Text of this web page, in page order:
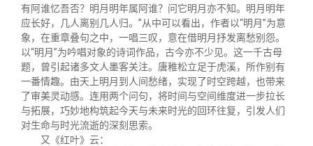
有阿谁忆吾否？明月明年属阿谁？问它明月亦不知。明月明年
应长好，几人离别几人归。”从中可以看出，作者以“明月”为意
象，在重章叠句之中，一唱三叹，意在借明月抒发离愁别怨。
以“明月”为吟唱对象的诗词作品，古今亦不少见。这一千古母
题，曾引起诸多文人墨客关注。唐稚松立足于虎溪，所作别有
一番情趣。由天上明月到人间愁绪，实现了时空跨越，也带来
了审美灵动感。连用两个问句，将时间与空间维度进一步拉长
与拓展，巧妙地构筑起今天与未来时光的回环往复，引发人们
对生命与时光流逝的深刻思索。
又《红叶》云：